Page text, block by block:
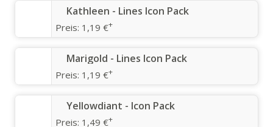
Kathleen - Lines Icon Pack
Preis: 1,19 €+
Marigold - Lines Icon Pack
Preis: 1,19 €+
Yellowdiant - Icon Pack
Preis: 1,49 €+